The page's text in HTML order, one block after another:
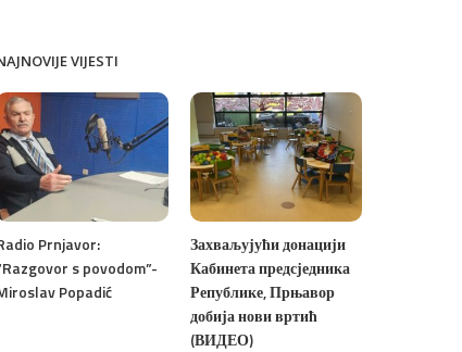
VIJESTI
Prnjavor:
s povodom”-
Popadić
Захваљујући донацији
Кабинета предсједника
Републике, Прњавор
добија нови вртић
(ВИДЕО)